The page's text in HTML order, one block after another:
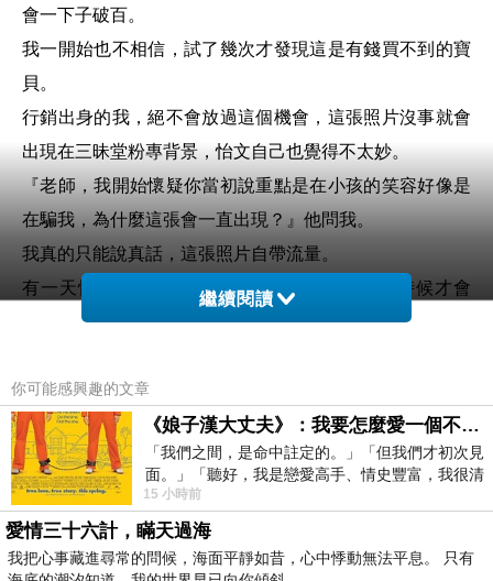
會一下子破百。
我一開始也不相信，試了幾次才發現這是有錢買不到的寶
貝。
行銷出身的我，絕不會放過這個機會，這張照片沒事就會
出現在三昧堂粉專背景，怡文自己也覺得不太妙。
『老師，我開始懷疑你當初說重點是在小孩的笑容好像是
在騙我，為什麼這張會一直出現？』他問我。
我真的只能說真話，這張照片自帶流量。
有一天怡文跟我說：『老師，你那張帆布什麼時候才會
撤，活動都結束很久了，我媽媽也問我是不是有得罪老
天地良心呀，王媽媽，臣妾真的是冤枉的，我真的只是想
要流量呀。
為了流量我還利用了那張照片去拍了賀年片，還請怡文自
己配口白（當然沒有告知會用那塊帆布當背景），想到真
的就是絕配，果然那影片流量也是爆了。
後來總算芙蕖廳撤展，這塊帆布就要等年底才會再出現。
繼續閱讀
你可能感興趣的文章
《娘子漢大丈夫》：我要怎麼愛一個不存在的人？
「我們之間，是命中註定的。」「但我們才初次見
面。」「聽好，我是戀愛高手、情史豐富，我很清
楚這種感覺，你我之間的那種感覺，現
15 小時前
愛情三十六計，瞞天過海
我把心事藏進尋常的問候，海面平靜如昔，心中悸動無法平息。 只有